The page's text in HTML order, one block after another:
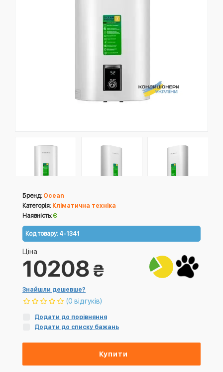
Бренд: Ocean
Категорія: Кліматична техніка
Наявність:Є
Код товару: 4-1341
Ціна
10208 ₴
Знайшли дешевше?
(0 відгуків)
Додати до порівняння
Додати до списку бажань
Купити